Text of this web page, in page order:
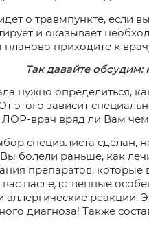
о травмпункте, если
и оказывает
планово приходите к
Так давайте обсудим:
нужно определиться,
этого зависит
ЛОР-врач вряд ли Вам
специалиста сделан,
болели раньше, как
препаратов,
вас наследственные
аллергические реакции.
диагноза! Также